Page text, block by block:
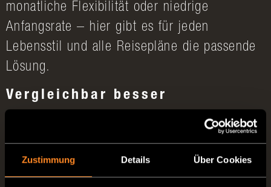
Zustimmung Details Über Cookies
monatliche Flexibilität oder niedrige
Anfangsrate – hier gibt es für jeden
Lebensstil und alle Reisepläne die passende
Lösung.
Vergleichbar besser
wird bei VANTourer großgeschrieben.
praktische Küchenzeile bis hin zum
großzügigenVariobad– unsereModelle